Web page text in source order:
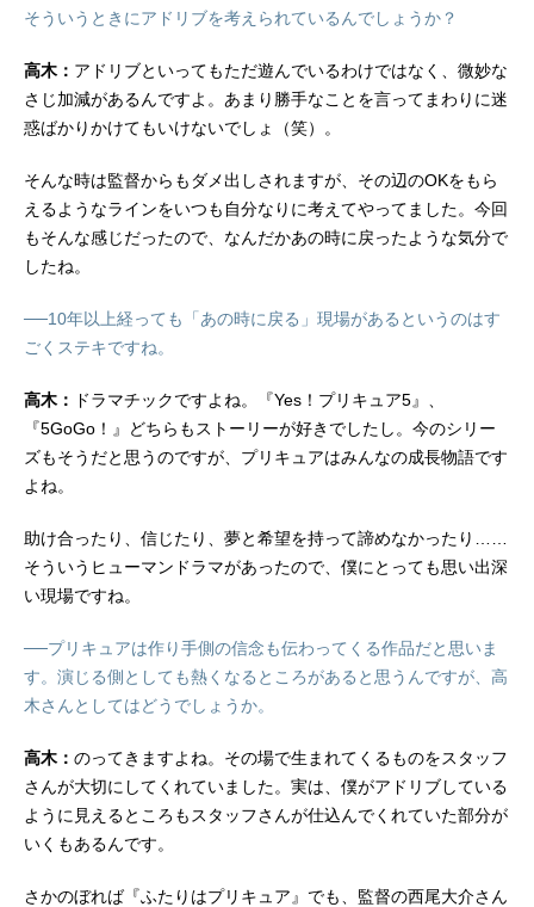
そういうときにアドリブを考えられているんでしょうか？
高木： アドリブといってもただ遊んでいるわけではなく、微妙な
さじ加減があるんですよ。あまり勝手なことを言ってまわりに迷
惑ばかりかけてもいけないでしょ（笑）。
そんな時は監督からもダメ出しされますが、その辺のOKをもら
えるようなラインをいつも自分なりに考えてやってました。今回
もそんな感じだったので、なんだかあの時に戻ったような気分で
したね。
──10年以上経っても「あの時に戻る」現場があるというのはす
ごくステキですね。
高木：
ドラマチックですよね。『Yes！プリキュア5』、
『5GoGo！』どちらもストーリーが好きでしたし。今のシリー
ズもそうだと思うのですが、プリキュアはみんなの成長物語です
よね。
助け合ったり、信じたり、夢と希望を持って諦めなかったり……
そういうヒューマンドラマがあったので、僕にとっても思い出深
い現場ですね。
──プリキュアは作り手側の信念も伝わってくる作品だと思いま
す。演じる側としても熱くなるところがあると思うんですが、高
木さんとしてはどうでしょうか。
高木： のってきますよね。その場で生まれてくるものをスタッフ
さんが大切にしてくれていました。実は、僕がアドリブしている
ように見えるところもスタッフさんが仕込んでくれていた部分が
いくもあるんです。
さかのぼれば『ふたりはプリキュア』でも、監督の西尾大介さん